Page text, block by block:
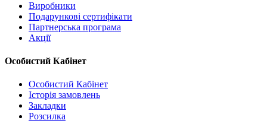
Виробники
Подарункові сертифікати
Партнерська програма
Акції
Особистий Кабінет
Особистий Кабінет
Історія замовлень
Закладки
Розсилка